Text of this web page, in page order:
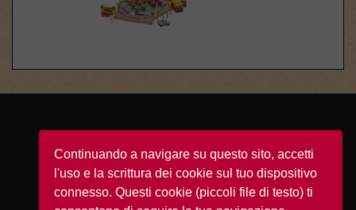
Continuando a navigare su questo sito, accetti
l'uso e la scrittura dei cookie sul tuo dispositivo
connesso. Questi cookie (piccoli file di testo) ti
FacebookYouTubeInstagram
TikTok